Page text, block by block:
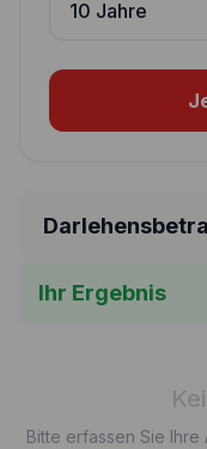
Ihr Ergebnis
Bitte erfassen Sie Ihre